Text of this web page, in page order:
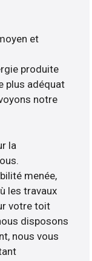
et
produite
plus adéquat
notre
la
menée,
les travaux
votre toit
disposons
nous vous